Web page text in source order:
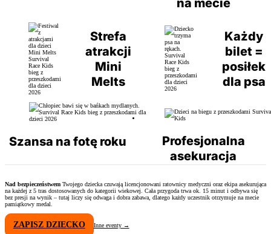
Strefa
atrakcji
Mini
Melts
Każdy
bilet =
posiłek
dla psa
Szansa na fotę roku
Profesjonalna
asekuracja
Nad bezpieczeństwem Twojego dziecka czuwają licencjonowani ratownicy medyczni oraz ekipa asekurująca
na każdej z 5 tras dostosowanych do kategorii wiekowej. Cała przygoda trwa ok. 15 minut i odbywa się
bez presji na wynik – tutaj liczy się odwaga i dobra zabawa, dlatego każdy uczestnik otrzymuje na mecie
pamiątkowy medal.
ZAPISZ DZIECKO Inne eventy →